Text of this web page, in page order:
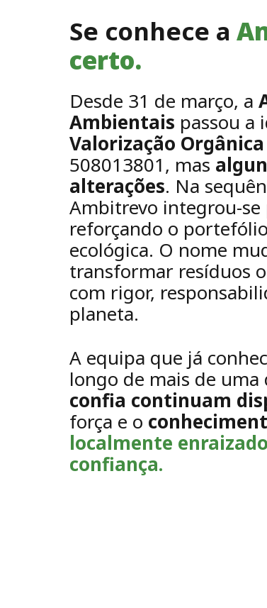
Se conhece a
certo.
Desde 31 de março, a
Ambientais passou a
Valorização
508013801, mas
alterações. Na
Ambitrevo integrou-
reforçando o
ecológica. O nome
transformar resíduos
com rigor,
planeta.
A equipa que já
longo de mais de uma
confia continuam
força e o
localmente
confiança.